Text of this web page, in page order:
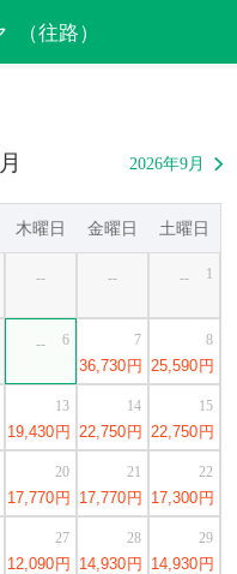
（往路）
2026年9月 
木曜日 金曜日 土曜日
-- -- -- 1
-- 6
36,730 円
7
25,590 円
8
19,430円
13
22,750円
14
22,750円
15
17,770円
20
17,770円
21
17,300円
22
12,090円
27
14,930円
28
14,930円
29